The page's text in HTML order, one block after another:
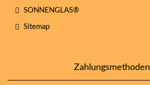
SONNENGLAS®
Sitemap
Zahlungsmethoden